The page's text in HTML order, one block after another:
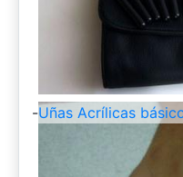
-Uñas Acrílicas